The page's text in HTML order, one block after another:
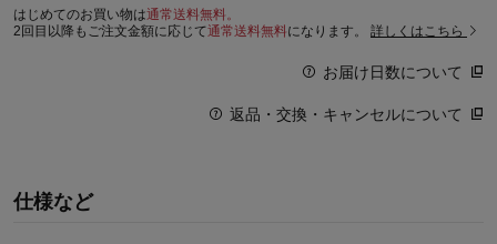
はじめてのお買い物は通常送料無料。
2回目以降もご注文金額に応じて通常送料無料になります。 詳しくはこちら
お届け日数について
返品・交換・キャンセルについて
仕様など